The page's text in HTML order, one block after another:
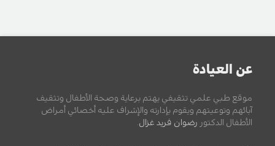
عن العيادة
موقع طبي علمي تثقيفي يهتم برعاية وصحة الأطفال وتثقيف
آبائهم وتوعيتهم ويقوم بإدارته والإشراف عليه أخصائي أمراض
الأطفال الدكتور رضوان فريد غزال.